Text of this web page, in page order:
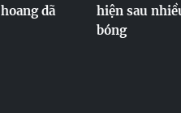
dã
hiện sau
bóng